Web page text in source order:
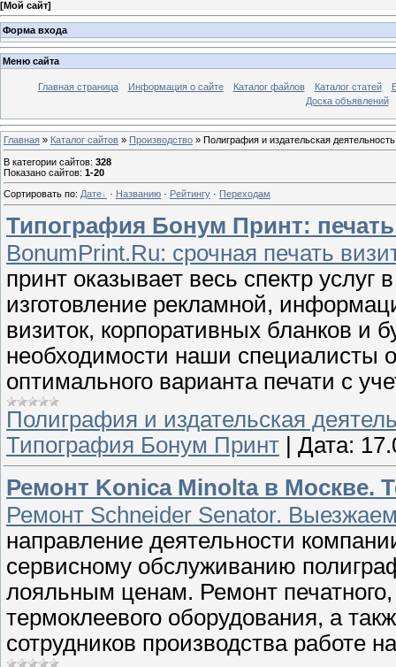
[Мой сайт]
Форма входа
Меню сайта
Главная страница Информация о сайте Каталог файлов Каталог статей
Доска объявлений
Главная » Каталог сайтов » Производство » Полиграфия и издательская деятельность
В категории сайтов: 328
Показано сайтов: 1-20
Сортировать по: Дате · Названию · Рейтингу · Переходам
Типография Бонум Принт: печать
BonumPrint.Ru: срочная печать
принт оказывает весь спектр
изготовление рекламной,
визиток, корпоративных бланков и
необходимости наши специалисты
оптимального варианта печати с
Полиграфия и издательская
Типография Бонум Принт
Дата:
Ремонт Konica Minolta в Москве.
Ремонт Schneider Senator.
направление деятельности
сервисному обслуживанию
лояльным ценам. Ремонт
термоклеевого оборудования, а
сотрудников производства работе